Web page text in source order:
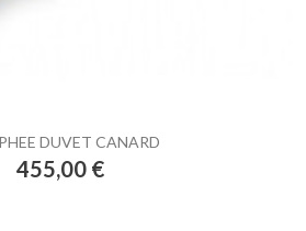
DUVET CANARD
Prix
455,00 €